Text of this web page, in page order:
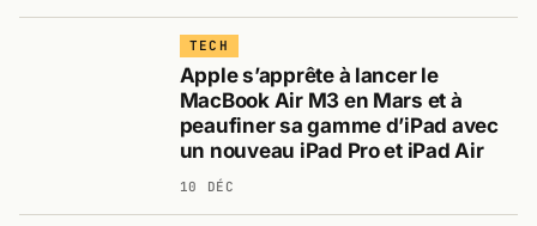
TECH
Apple s’apprête à lancer le
MacBook Air M3 en Mars et à
peaufiner sa gamme d’iPad avec
un nouveau iPad Pro et iPad Air
10 DÉC